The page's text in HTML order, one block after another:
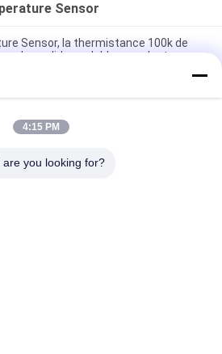
Sensor
Sensor, la thermistance 100k de
des solides solubles sondent
thermistance de 100k NTC 3950
le câble de bande
Temperature Sensor 3270K avec la
4:15 PM
you looking for?